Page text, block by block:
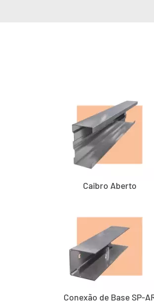
Caibro Aberto
Conexão de Base SP-